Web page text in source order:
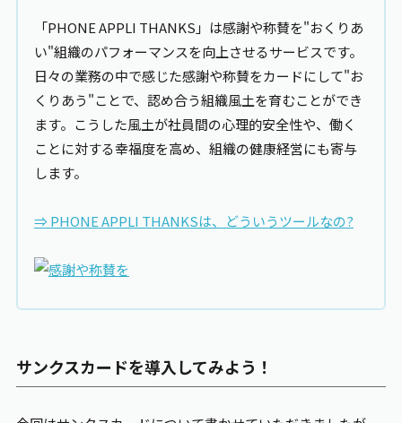
「PHONEAPPLI THANKS 」は感謝や称賛を"おくりあ
い"組織のパフォーマンスを向上させるサービスです。
日々の業務の中で感じた感謝や称賛をカードにして"お
くりあう"ことで、認め合う組織風土を育むことができ
ます。こうした風土が社員間の心理的安全性や、働く
ことに対する幸福度を高め、組織の健康経営にも寄与
します。
⇒PHONE APPLI THANKSは、どういうツールなの?
サンクスカードを導入してみよう！